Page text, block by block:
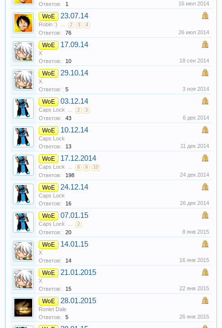
Ответов:
1 16 июл 2014
WoE 23.07.14
Robin :) ... 2 3 4
Ответов: 76 26 июл 2014
WoE 17.09.14
X
Ответов:
10 18 сен 2014
WoE 29.10.14
X
Ответов:
5 3 ноя 2014
WoE 03.12.14
Caps Lock ... 2 3
Ответов: 43 6 дек 2014
WoE 10.12.14
Caps Lock
Ответов:
13 11 дек 2014
WoE 17.12.2014
Caps Lock ... 8 9 10
Ответов: 198 24 дек 2014
WoE 24.12.14
Caps Lock
Ответов:
16 26 дек 2014
WoE 07.01.15
Caps Lock ... 2
Ответов: 20 8 янв 2015
WoE 14.01.15
X
Ответов:
14 16 янв 2015
WoE 21.01.2015
X
Ответов:
15 22 янв 2015
WoE 28.01.2015
Ronlet Dale
Ответов:
5 26 янв 2015